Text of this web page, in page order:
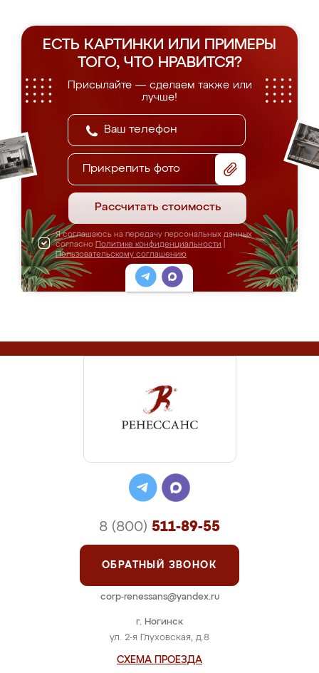
ЕСТЬ КАРТИНКИ ИЛИ ПРИМЕРЫ
ТОГО, ЧТО НРАВИТСЯ?
Присылайте — сделаем также или
лучше!
Прикрепить фото
Рассчитать стоимость
Я соглашаюсь на передачу персональных данных
согласно Политике конфиденциальности
Пользовательскому соглашению
г. Ногинск
ул. 2-я Глуховская, д.8
СХЕМА ПРОЕЗДА
8 (800) 511-89-55
ОБРАТНЫЙ ЗВОНОК
corp-renessans@yandex.ru